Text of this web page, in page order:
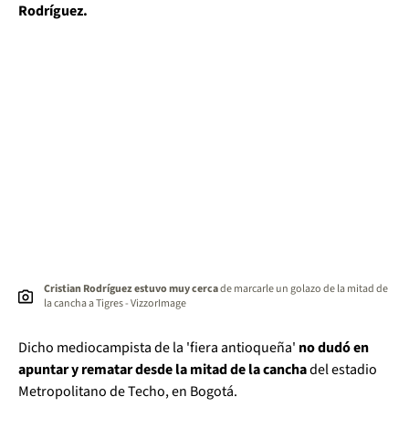
Rodríguez.
Cristian Rodríguez estuvo muy cercade marcarle un golazo de la mitad de
la cancha a Tigres - VizzorImage
Dicho mediocampista de la 'fiera antioqueña' no dudó en
apuntar y rematar desde la mitad de la canchadel estadio
Metropolitano de Techo, en Bogotá.